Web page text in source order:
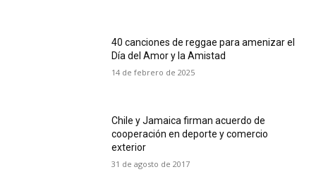
40 canciones de reggae para amenizar el
Día del Amor y la Amistad
14 de febrero de 2025
Chile y Jamaica firman acuerdo de
cooperación en deporte y comercio
exterior
31 de agosto de 2017